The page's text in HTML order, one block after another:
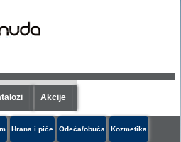
Akcije
Hrana i piće Odeća/obuća Kozmetika